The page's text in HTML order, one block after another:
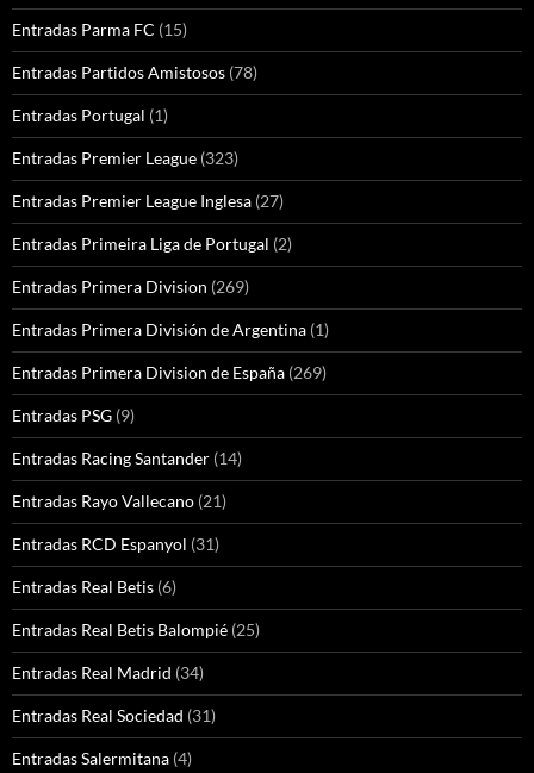
Entradas Parma FC (15)
Entradas Partidos Amistosos (78)
Entradas Portugal (1)
Entradas Premier League (323)
Entradas Premier League Inglesa (27)
Entradas Primeira Liga de Portugal (2)
Entradas Primera Division (269)
Entradas Primera División de Argentina (1)
Entradas Primera Division de España (269)
Entradas PSG (9)
Entradas Racing Santander (14)
Entradas Rayo Vallecano (21)
Entradas RCD Espanyol (31)
Entradas Real Betis (6)
Entradas Real Betis Balompié (25)
Entradas Real Madrid (34)
Entradas Real Sociedad (31)
Entradas Salermitana (4)